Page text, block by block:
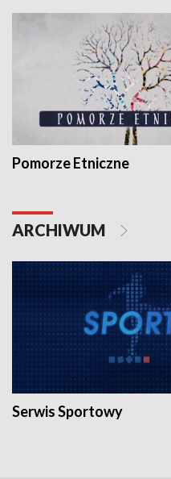
Pomorze Etniczne
ARCHIWUM
Serwis Sportowy